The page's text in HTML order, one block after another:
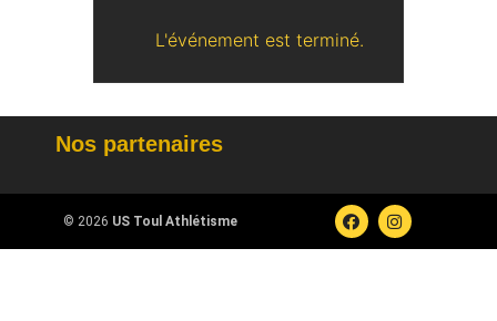
L'événement est terminé.
Nos partenaires
© 2026 US Toul Athlétisme